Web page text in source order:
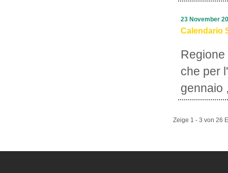
Calendario
che per
gennaio
23 November
Zeige 1 - 3 von 26